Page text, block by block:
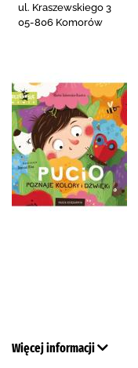
ul. Kraszewskiego 3
05-806 Komorów
Więcej informacji